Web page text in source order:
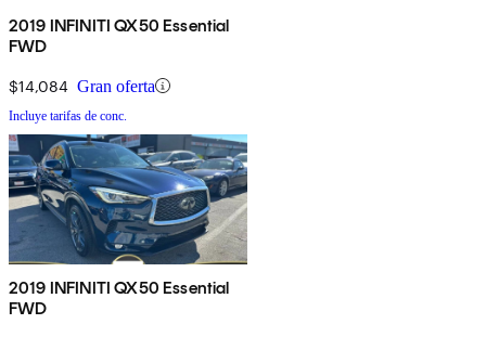
2019 INFINITI QX50 Essential
FWD
$14,084 Gran oferta
Incluye tarifas de conc.
2019 INFINITI QX50 Essential
FWD